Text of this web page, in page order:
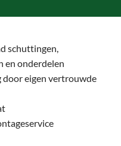
schuttingen,
en onderdelen
door eigen vertrouwde